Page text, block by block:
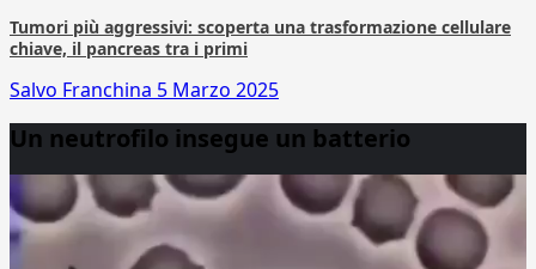
Tumori più aggressivi: scoperta una trasformazione cellulare
chiave, il pancreas tra i primi
Salvo Franchina 5 Marzo 2025
Un neutrofilo insegue un batterio
Player